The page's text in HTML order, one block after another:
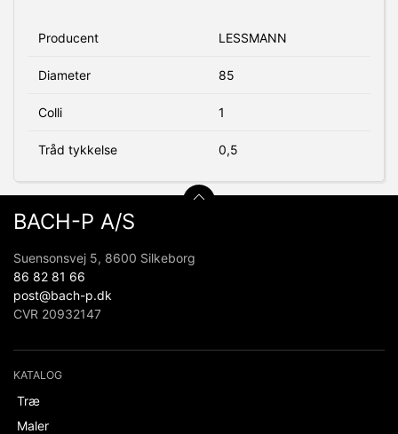
Producent LESSMANN
Diameter 85
Colli 1
Tråd tykkelse 0,5
BACH-P A/S
Suensonsvej 5, 8600 Silkeborg
86 82 81 66
post@bach-p.dk
CVR 20932147
KATALOG
Træ
Maler